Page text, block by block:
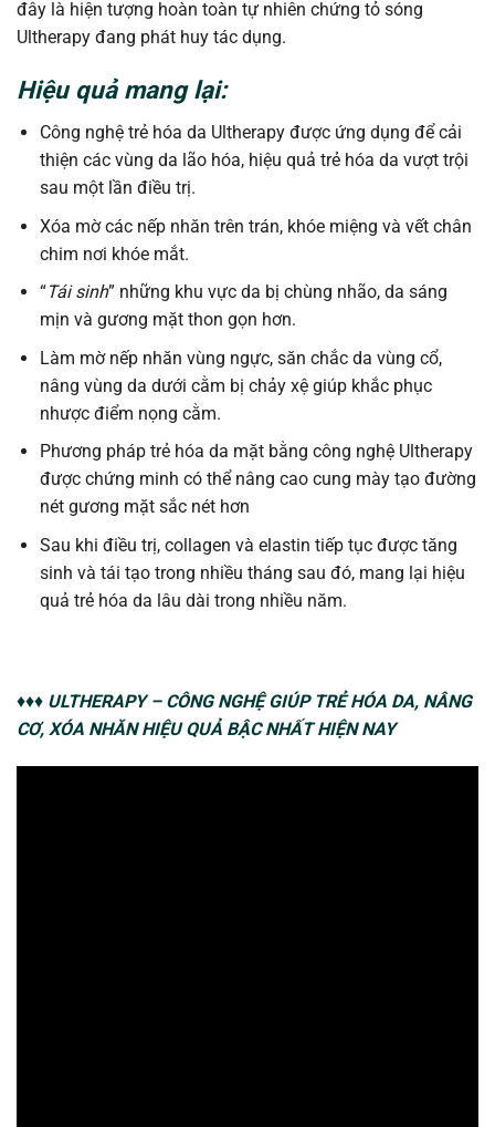
đây là hiện tượng hoàn toàn tự nhiên chứng tỏ sóng
Ultherapy đang phát huy tác dụng.
Hiệu quả mang lại:
Công nghệ trẻ hóa da Ultherapy được ứng dụng để cải
thiện các vùng da lão hóa, hiệu quả trẻ hóa da vượt trội
sau một lần điều trị.
Xóa mờ các nếp nhăn trên trán, khóe miệng và vết chân
chim nơi khóe mắt.
“Tái sinh” những khu vực da bị chùng nhão, da sáng
mịn và gương mặt thon gọn hơn.
Làm mờ nếp nhăn vùng ngực, săn chắc da vùng cổ,
nâng vùng da dưới cằm bị chảy xệ giúp khắc phục
nhược điểm nọng cằm.
Phương pháp trẻ hóa da mặt bằng công nghệ Ultherapy
được chứng minh có thể nâng cao cung mày tạo đường
nét gương mặt sắc nét hơn
Sau khi điều trị, collagen và elastin tiếp tục được tăng
sinh và tái tạo trong nhiều tháng sau đó, mang lại hiệu
quả trẻ hóa da lâu dài trong nhiều năm.
♦♦♦ ULTHERAPY – CÔNG NGHỆ GIÚP TRẺ HÓA DA, NÂNG
CƠ, XÓA NHĂN HIỆU QUẢ BẬC NHẤT HIỆN NAY